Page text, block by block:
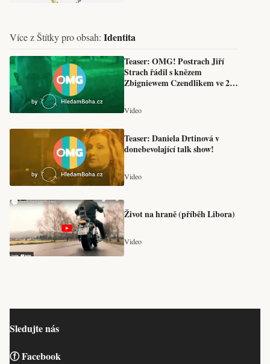
Více z Štítky pro obsah: Identita
Teaser: OMG! Postrach Jiří
Strach řádil s knězem
Zbigniewem Czendlikem ve 2.
Video
Teaser: Daniela Drtinová v
donebevolající talk show!
Video
Život na hraně (příběh Libora)
Video
Sledujte nás
ⓕ Facebook